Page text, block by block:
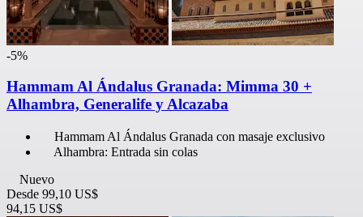
-5%
Hammam Al Ándalus Granada: Mimma 30 +
Alhambra, Generalife y Alcazaba
Hammam Al Ándalus Granada con masaje exclusivo
Alhambra: Entrada sin colas
Nuevo
Desde 99,10 US$
94,15 US$